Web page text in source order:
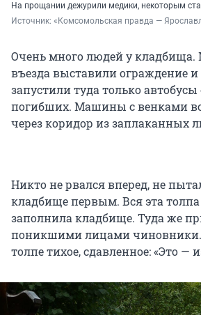
На прощании дежурили медики, некоторым
Источник: «Комсомольская правда —
Очень много людей у кладбища.
въезда выставили ограждение и
запустили туда только
погибших. Машины с венками
через коридор из заплаканных
Никто не рвался вперед, не
кладбище первым. Вся эта
заполнила кладбище. Туда же
поникшими лицами
толпе тихое, сдавленное: «Это —